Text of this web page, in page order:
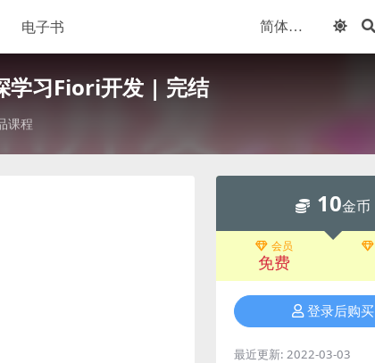
电子书
学习Fiori开发 | 完结
课程
10金币
会员
免费
登录后购买
最近更新: 2022-03-03